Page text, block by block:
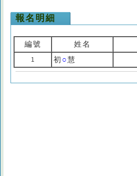
報名明細
編號 姓名
1 初 ○慧